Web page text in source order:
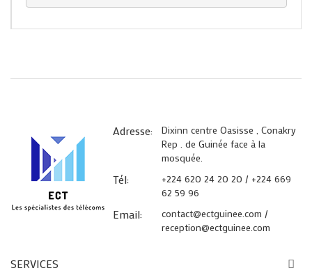
Adresse:
Dixinn centre Oasisse , Conakry
Rep . de Guinée face à la
mosquée.
Tél:
+224 620 24 20 20 / +224 669
62 59 96
Email:
contact@ectguinee.com /
reception@ectguinee.com
SERVICES